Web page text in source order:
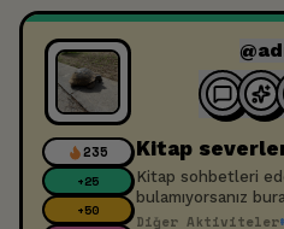
235
+25
+50
Kitap
Kitap sohbetleri
bulamıyorsanız
Diğer Aktiviteler